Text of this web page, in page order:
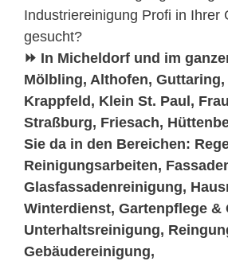
Industriereinigung Profi in Ihrer
gesucht?
⏩ In Micheldorf und im
Mölbling, Althofen, Guttaring,
Krappfeld, Klein St. Paul,
Straßburg, Friesach,
Sie da in den Bereichen:
Reinigungsarbeiten,
Glasfassadenreinigung,
Winterdienst, Gartenpflege &
Unterhaltsreinigung,
Gebäudereinigung,